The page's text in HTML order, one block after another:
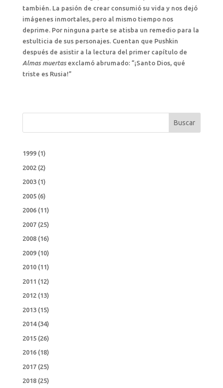
también. La pasión de crear consumió su vida y nos dejó
imágenes inmortales, pero al mismo tiempo nos
deprime. Por ninguna parte se atisba un remedio para la
estulticia de sus personajes. Cuentan que Pushkin
después de asistir a la lectura del primer capítulo de
Almas muertasexclamó abrumado: “¡Santo Dios, qué
triste es Rusia!”
Buscar
1999(1)
2002(2)
2003(1)
2005(6)
2006(11)
2007(25)
2008(16)
2009(10)
2010(11)
2011 (12)
2012(13)
2013(15)
2014(34)
2015(26)
2016(18)
2017(25)
2018(25)